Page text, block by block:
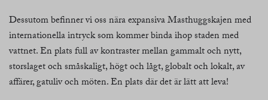
Dessutom befinner vi oss nära expansiva Masthuggskajen med
internationella intryck som kommer binda ihop staden med
vattnet. En plats full av kontraster mellan gammalt och nytt,
storslaget och småskaligt, högt och lågt, globalt och lokalt, av
affärer, gatuliv och möten. En plats där det är lätt att leva!